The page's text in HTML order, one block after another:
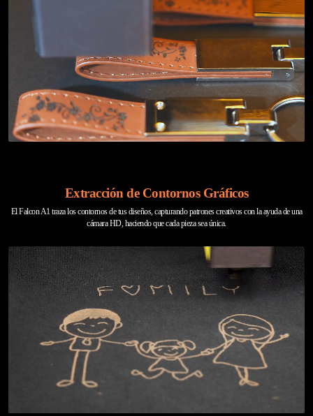
Extracción de Contornos Gráficos
El Falcon A1 traza los contornos de tus diseños, capturando patrones creativos con la ayuda de una
cámara HD, haciendo que cada pieza sea única.